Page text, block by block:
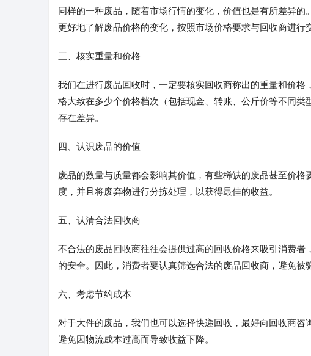
同样的一种废品，随着市场行情的变化，价值也是有所差异
更好地了解废品价格的变化，按照市场价格要求与回收商进行
三、核实重量和价格
我们在进行废品回收时，一定要核实回收商称出的重量和价
格大致在多少个价格档次（包括现金、转账、公斤价等不同
存在差异。
四、认识废品的价值
废品的数量与质量都会影响其价值，有些稀缺的废品甚至价
度，并且将废弃物进行分拣处理，以获得最佳的收益。
五、认清合法回收商
不合法的废品回收商往往会提供过高的回收价格来吸引消费
的安全。因此，消费者要认真筛选合法的废品回收商，避免被
六、考虑节约成本
对于大件的废品，我们也可以选择快递回收，最好向回收商
避免因物流成本过高而导致收益下降。